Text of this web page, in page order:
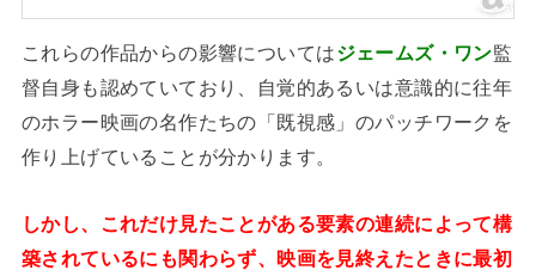
これらの作品からの影響についてはジェームズ・ワン監
督自身も認めていており、自覚的あるいは意識的に往年
のホラー映画の名作たちの「既視感」のパッチワークを
作り上げていることが分かります。
しかし、これだけ見たことがある要素の連続によって構
築されているにも関わらず、映画を見終えたときに最初